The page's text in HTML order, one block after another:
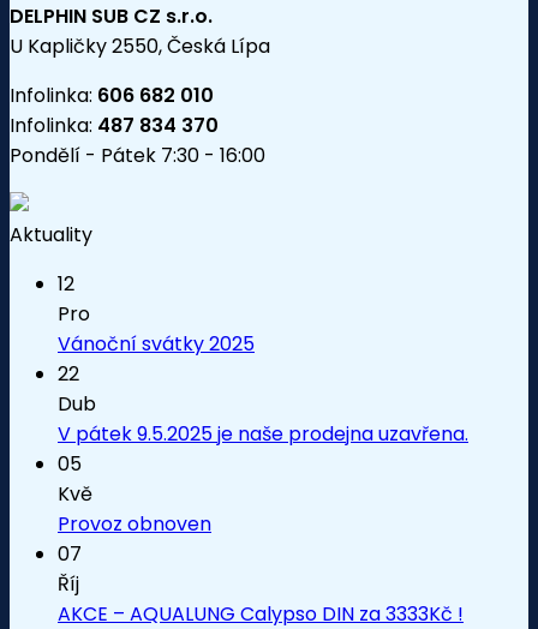
DELPHIN SUB CZ s.r.o.
U Kapličky 2550, Česká Lípa
Infolinka: 606 682 010
Infolinka: 487 834 370
Pondělí - Pátek 7:30 - 16:00
Aktuality
12
Pro
Vánoční svátky 2025
22
Dub
V pátek 9.5.2025 je naše prodejna uzavřena.
05
Kvě
Provoz obnoven
07
Říj
AKCE – AQUALUNG Calypso DIN za 3333Kč !